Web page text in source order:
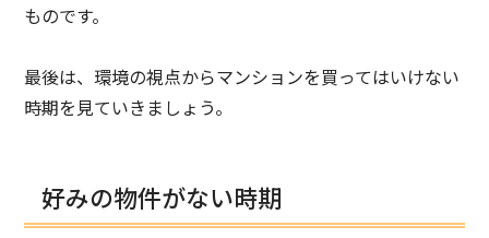
ものです。
最後は、環境の視点からマンションを買ってはいけない
時期を見ていきましょう。
好みの物件がない時期